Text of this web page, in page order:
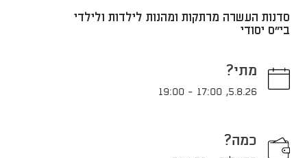
סדנות העשרה מרתקות ומהנות לילדות ולילדי
בי"ס יסודי
מתי?
5.8.26
,
17:00
-
19:00
כמה?